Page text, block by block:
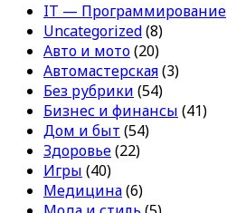
IT — Программирование
Uncategorized(8)
Авто и мото(20)
Автомастерская(3)
Без рубрики (54)
Бизнес и финансы (41)
Дом и быт (54)
Здоровье(22)
Игры (40)
Медицина(6)